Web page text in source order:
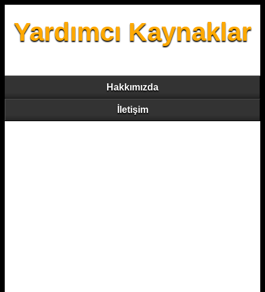
Yardımcı Kaynaklar
Hakkımızda
İletişim